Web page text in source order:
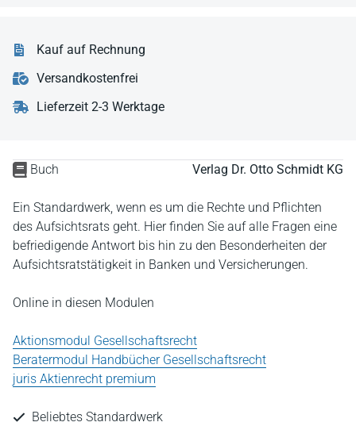
Buch Verlag Dr. Otto Schmidt KG
Ein Standardwerk, wenn es um die Rechte und Pflichten
des Aufsichtsrats geht. Hier finden Sie auf alle Fragen eine
befriedigende Antwort bis hin zu den Besonderheiten der
Aufsichtsratstätigkeit in Banken und Versicherungen.
Online in diesen Modulen
Aktionsmodul Gesellschaftsrecht
Beratermodul Handbücher Gesellschaftsrecht
juris Aktienrecht premium
Beliebtes Standardwerk
Kauf auf Rechnung
Versandkostenfrei
Lieferzeit 2-3 Werktage